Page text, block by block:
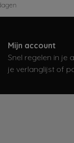
Mijn account
Snel regelen in je
je verlanglijst of